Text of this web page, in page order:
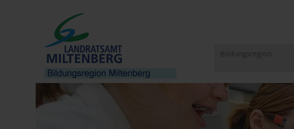
Bildungsregion